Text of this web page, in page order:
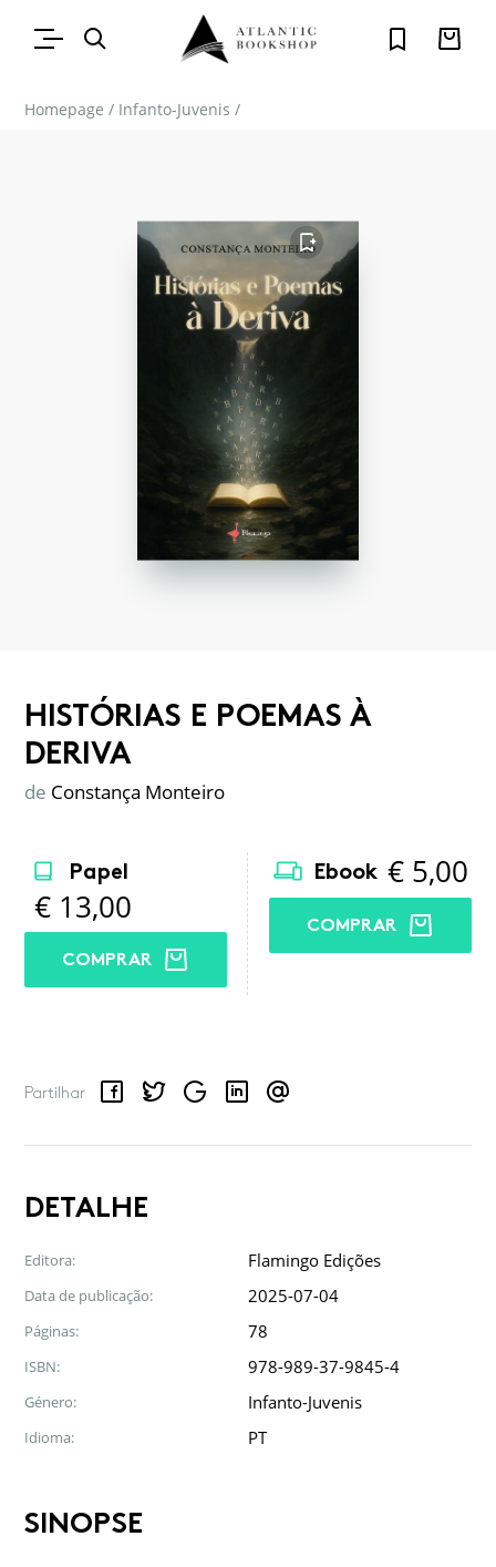
Homepage / Infanto-Juvenis /
FAVORITO
HISTÓRIAS E POEMAS À
DERIVA
de Constança Monteiro
Papel
€ 13,00
COMPRAR
Ebook € 5,00
COMPRAR
Partilhar
FacebookTwitterGoogle LinkedInEmail
DETALHE
Editora: Flamingo Edições
Data de publicação: 2025-07-04
Páginas: 78
ISBN: 978-989-37-9845-4
Género: Infanto-Juvenis
Idioma: PT
SINOPSE